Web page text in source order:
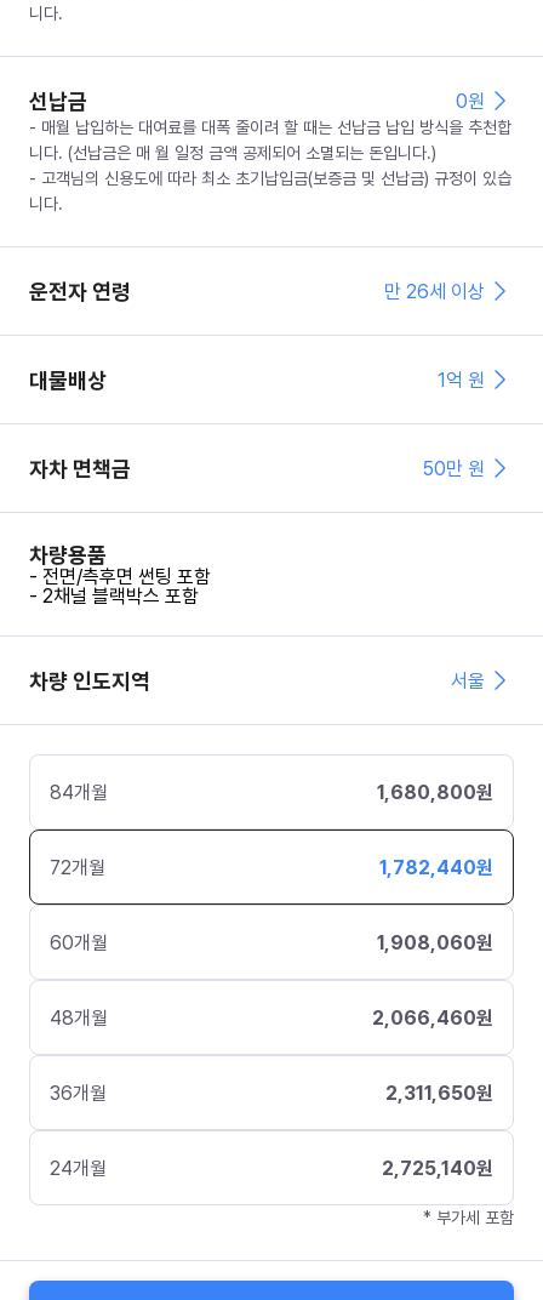
니다.
선납금 0원
- 매월 납입하는 대여료를 대폭 줄이려 할 때는 선납금 납입 방식을 추천합
니다. (선납금은 매 월 일정 금액 공제되어 소멸되는 돈입니다.)
- 고객님의 신용도에 따라 최소 초기납입금(보증금 및 선납금) 규정이 있습
니다.
운전자 연령 만 26세 이상
대물배상 1억 원
자차 면책금 50만 원
차량용품
- 전면/측후면 썬팅 포함
- 2채널 블랙박스 포함
차량 인도지역 서울
84개월 1,680,800원
72개월 1,782,440원
60개월 1,908,060원
48개월 2,066,460원
36개월 2,311,650원
24개월 2,725,140원
* 부가세 포함